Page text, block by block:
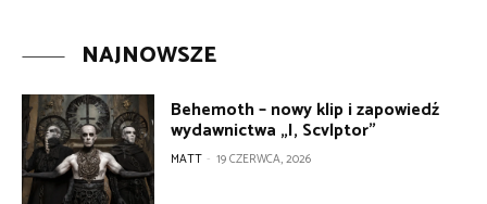
NAJNOWSZE
Behemoth – nowy klip i zapowiedź
wydawnictwa „I, Scvlptor”
MATT - 19 CZERWCA, 2026